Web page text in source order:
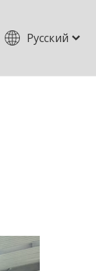
Pусский
简体中文